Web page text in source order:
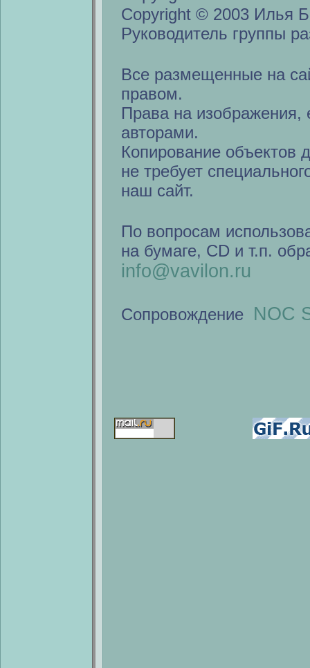
Copyright © 2003 Илья
Руководитель группы
Все размещенные на
правом.
Права на изображения,
авторами.
Копирование объектов
не требует
наш сайт.
По вопросам
на бумаге, CD и т.п.
info@vavilon.ru
Сопровождение NOC